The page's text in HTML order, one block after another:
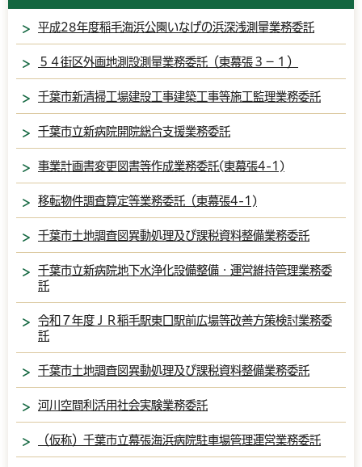
平成28年度稲毛海浜公園いなげの浜深浅測量業務委託
５４街区外画地測設測量業務委託（東幕張３－１）
千葉市新清掃工場建設工事建築工事等施工監理業務委託
千葉市立新病院開院総合支援業務委託
事業計画書変更図書等作成業務委託(東幕張4-1)
移転物件調査算定等業務委託（東幕張4-1)
千葉市土地調査図異動処理及び課税資料整備業務委託
千葉市立新病院地下水浄化設備整備・運営維持管理業務委
託
令和７年度ＪＲ稲毛駅東口駅前広場等改善方策検討業務委
託
千葉市土地調査図異動処理及び課税資料整備業務委託
河川空間利活用社会実験業務委託
（仮称）千葉市立幕張海浜病院駐車場管理運営業務委託